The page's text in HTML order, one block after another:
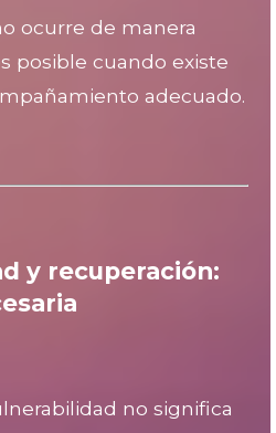
ocurre de manera
posible cuando existe
adecuado.
y recuperación:
no significa